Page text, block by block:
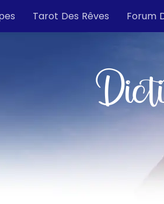
Tarot Des Rêves Forum